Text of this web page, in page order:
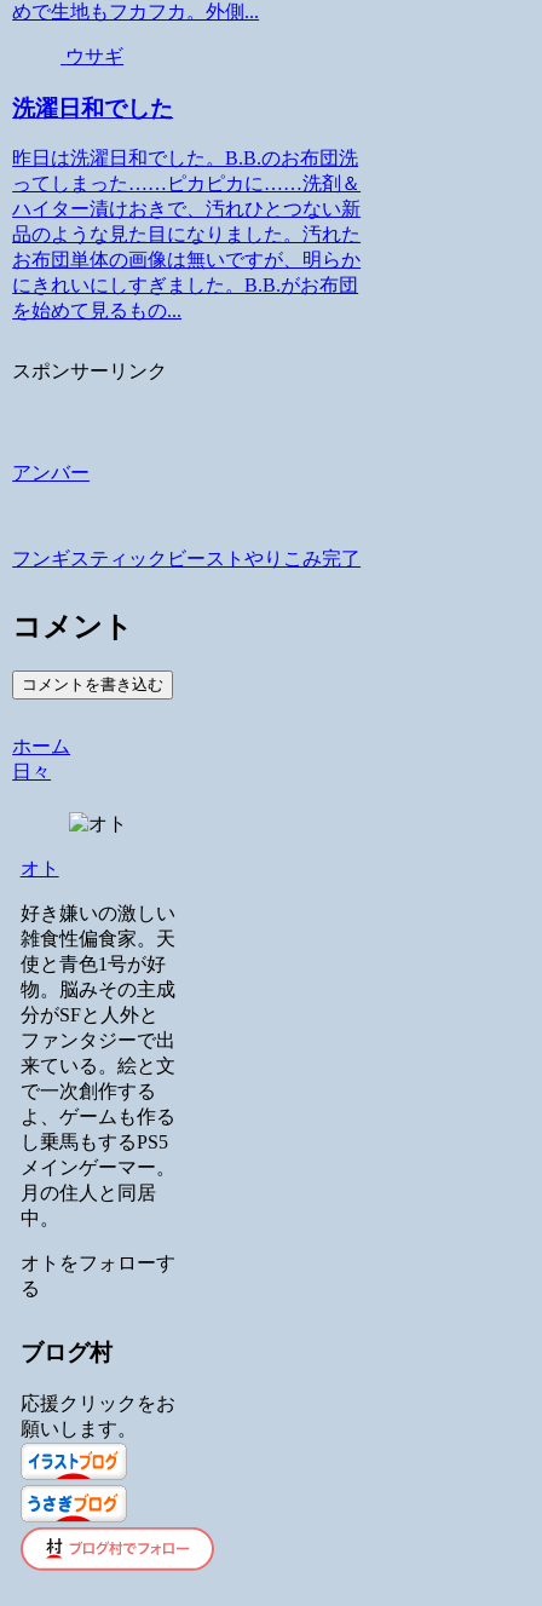
めで生地もフカフカ。外側...
ウサギ
洗濯日和でした
昨日は洗濯日和でした。B.B.のお布団洗
ってしまった……ピカピカに……洗剤＆
ハイター漬けおきで、汚れひとつない新
品のような見た目になりました。汚れた
お布団単体の画像は無いですが、明らか
にきれいにしすぎました。B.B.がお布団
を始めて見るもの...
スポンサーリンク
アンバー
フンギスティックビーストやりこみ完了
コメント
コメントを書き込む
ホーム
日々
オト
好き嫌いの激しい
雑食性偏食家。天
使と青色1号が好
物。脳みその主成
分がSFと人外と
ファンタジーで出
来ている。絵と文
で一次創作する
よ、ゲームも作る
し乗馬もするPS5
メインゲーマー。
月の住人と同居
中。
オトをフォローす
る
ブログ村
応援クリックをお
願いします。